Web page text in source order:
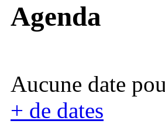
Agenda
Aucune date
+ de dates